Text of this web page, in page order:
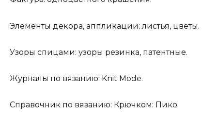
Элементы декора, аппликации: листья, цветы.
Узоры спицами: узоры резинка, патентные.
Журналы по вязанию: Knit Mode.
Справочник по вязанию: Крючком: Пико.